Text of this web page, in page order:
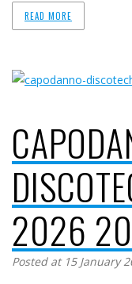
READ MORE
2026
Posted at 15 January